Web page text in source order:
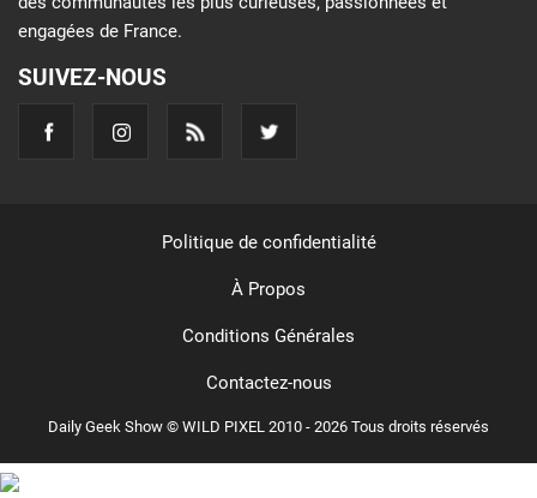
engagées de France.
SUIVEZ-NOUS
Daily Geek Show © WILD PIXEL 2010 - 2026 Tous droits réservés
Politique de confidentialité
À Propos
Conditions Générales
Contactez-nous